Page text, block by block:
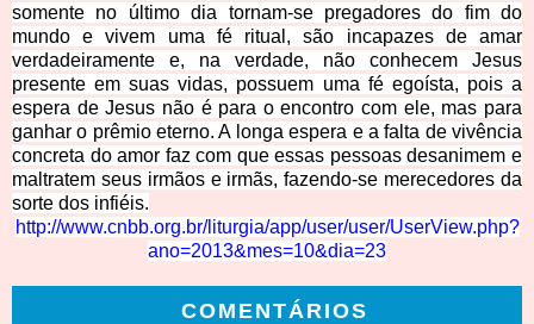
somente no último dia tornam-se pregadores do fim do
mundo e vivem uma fé ritual, são incapazes de amar
verdadeiramente e, na verdade, não conhecem Jesus
presente em suas vidas, possuem uma fé egoísta, pois a
espera de Jesus não é para o encontro com ele, mas para
ganhar o prêmio eterno. A longa espera e a falta de vivência
concreta do amor faz com que essas pessoas desanimem e
maltratem seus irmãos e irmãs, fazendo-se merecedores da
sorte dos infiéis.
http://www.cnbb.org.br/liturgia/app/user/user/UserView.php?
ano=2013&mes=10&dia=23
COMENTÁRIOS